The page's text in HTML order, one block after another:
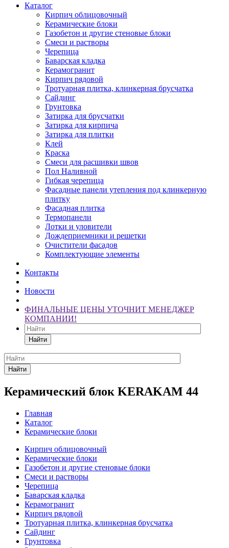
Каталог
Кирпич облицовочный
Керамические блоки
Газобетон и другие стеновые блоки
Смеси и растворы
Черепица
Баварская кладка
Керамогранит
Кирпич рядовой
Тротуарная плитка, клинкерная брусчатка
Сайдинг
Грунтовка
Затирка для брусчатки
Затирка для кирпича
Затирка для плитки
Клей
Краска
Смеси для расшивки швов
Пол Наливной
Гибкая черепица
Фасадные панели утепления под клинкерную
плитку
Фасадная плитка
Термопанели
Лотки и уловители
Дождеприемники и решетки
Очистители фасадов
Комплектующие элементы
Контакты
Новости
ФИНАЛЬНЫЕ ЦЕНЫ УТОЧНИТ МЕНЕДЖЕР
КОМПАНИИ!
Найти
Найти
Керамический блок KERAKAM 44
Главная
Каталог
Керамические блоки
Кирпич облицовочный
Керамические блоки
Газобетон и другие стеновые блоки
Смеси и растворы
Черепица
Баварская кладка
Керамогранит
Кирпич рядовой
Тротуарная плитка, клинкерная брусчатка
Сайдинг
Грунтовка